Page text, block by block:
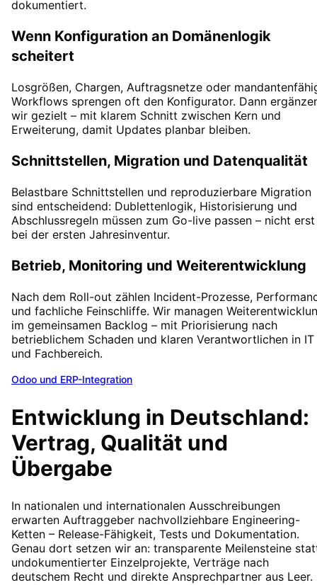
dokumentiert.
Wenn Konfiguration an Domänenlogik
scheitert
Losgrößen, Chargen, Auftragsnetze oder
Workflows sprengen oft den Konfigurator. Dann
wir gezielt – mit klarem Schnitt zwischen Kern und
Erweiterung, damit Updates planbar bleiben.
Schnittstellen, Migration und Datenqualität
Belastbare Schnittstellen und reproduzierbare Migration
sind entscheidend: Dublettenlogik, Historisierung und
Abschlussregeln müssen zum Go-live passen – nicht erst
bei der ersten Jahresinventur.
Betrieb, Monitoring und Weiterentwicklung
Nach dem Roll-out zählen Incident-Prozesse,
und fachliche Feinschliffe. Wir managen
im gemeinsamen Backlog – mit Priorisierung nach
betrieblichem Schaden und klaren Verantwortlichen in IT
und Fachbereich.
Odoo und ERP-Integration
Entwicklung in Deutschland:
Vertrag, Qualität und
Übergabe
In nationalen und internationalen Ausschreibungen
erwarten Auftraggeber nachvollziehbare Engineering-
Ketten – Release-Fähigkeit, Tests und Dokumentation.
Genau dort setzen wir an: transparente Meilensteine
undokumentierter Einzelprojekte, Verträge nach
deutschem Recht und direkte Ansprechpartner aus Leer.